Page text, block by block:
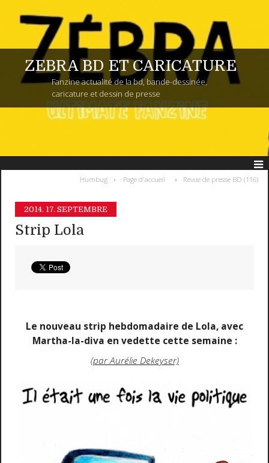
ZEBRA BD ET CARICATURE
Fanzine actualité de la bd, bande-dessinée,
caricature et dessin de presse
Humbug Page d'accueil Revue de presse BD (116)
2014. 17. SEPTEMBRE
Strip Lola
Le nouveau strip hebdomadaire de Lola, avec
Martha-la-diva en vedette cette semaine :
(par Aurélie Dekeyser)